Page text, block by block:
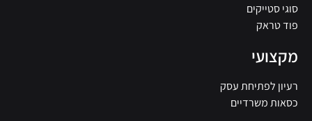
סוגי סטייקים
פוד טראק
מקצועי
רעיון לפתיחת עסק
כסאות משרדיים